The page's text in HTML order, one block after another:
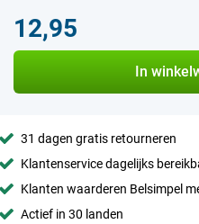
12,95
In
31 dagen gratis retourneren
Klantenservice dagelijks
Klanten waarderen Belsimpel
Actief in 30 landen